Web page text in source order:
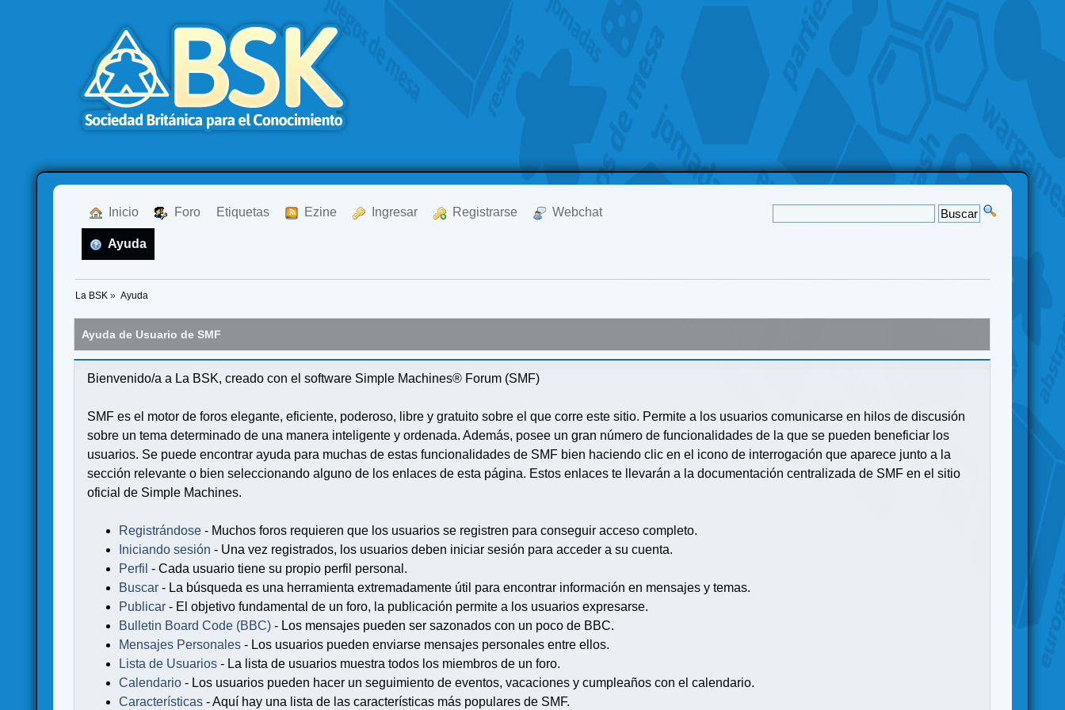
Inicio Foro Etiquetas Ezine Ingresar Registrarse Webchat
Ayuda
La BSK » Ayuda
Ayuda de Usuario de SMF
Bienvenido/a a La BSK, creado con el software Simple Machines® Forum (SMF)
SMF es el motor de foros elegante, eficiente, poderoso, libre y gratuito sobre el que corre este sitio. Permite a los usuarios comunicarse en hilos de discusión
sobre un tema determinado de una manera inteligente y ordenada. Además, posee un gran número de funcionalidades de la que se pueden beneficiar los
usuarios. Se puede encontrar ayuda para muchas de estas funcionalidades de SMF bien haciendo clic en el icono de interrogación que aparece junto a la
sección relevante o bien seleccionando alguno de los enlaces de esta página. Estos enlaces te llevarán a la documentación centralizada de SMF en el sitio
oficial de Simple Machines.
Registrándose - Muchos foros requieren que los usuarios se registren para conseguir acceso completo.
Iniciando sesión - Una vez registrados, los usuarios deben iniciar sesión para acceder a su cuenta.
Perfil - Cada usuario tiene su propio perfil personal.
Buscar - La búsqueda es una herramienta extremadamente útil para encontrar información en mensajes y temas.
Publicar - El objetivo fundamental de un foro, la publicación permite a los usuarios expresarse.
Bulletin Board Code (BBC)- Los mensajes pueden ser sazonados con un poco de BBC.
Mensajes Personales - Los usuarios pueden enviarse mensajes personales entre ellos.
Lista de Usuarios - La lista de usuarios muestra todos los miembros de un foro.
Calendario - Los usuarios pueden hacer un seguimiento de eventos, vacaciones y cumpleaños con el calendario.
Características - Aquí hay una lista de las características más populares de SMF.